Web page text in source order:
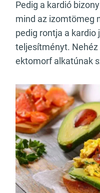
Pedig a kardió
mind az izomtömeg
pedig rontja a kardio
teljesítményt.
ektomorf alkatúnak